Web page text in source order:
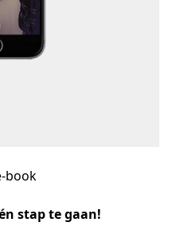
book
stap te gaan!